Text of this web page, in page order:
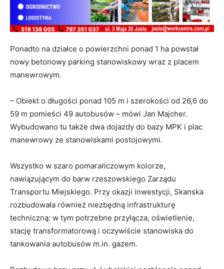
Ponadto na działce o powierzchni ponad 1 ha powstał
nowy betonowy parking stanowiskowy wraz z placem
manewrowym.
– Obiekt o długości ponad 105 m i szerokości od 26,6 do
59 m pomieści 49 autobusów – mówi Jan Majcher.
Wybudowano tu także dwa dojazdy do bazy MPK i plac
manewrowy ze stanowiskami postojowymi.
Wszystko w szaro pomarańczowym kolorze,
nawiązującym do barw rzeszowskiego Zarządu
Transportu Miejskiego. Przy okazji inwestycji, Skanska
rozbudowała również niezbędną infrastrukturę
techniczną: w tym potrzebne przyłącza, oświetlenie,
stację transformatorową i oczywiście stanowiska do
tankowania autobusów m.in. gazem.